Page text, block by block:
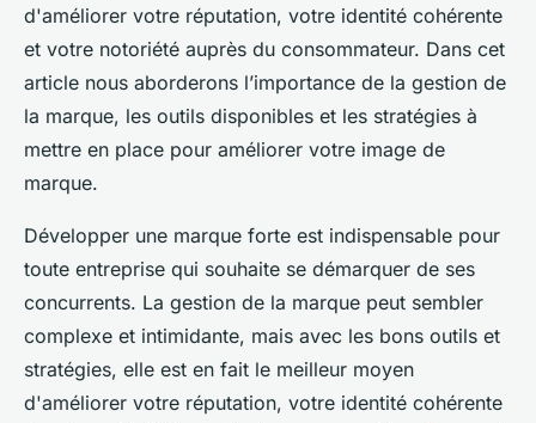
clarice•18 avril 2023•3 min de lecture
d'améliorer votre réputation, votre identité cohérente
et votre notoriété auprès du consommateur. Dans cet
article nous aborderons l’importance de la gestion de
la marque, les outils disponibles et les stratégies à
mettre en place pour améliorer votre image de
marque.
Développer une marque forte est indispensable pour
toute entreprise qui souhaite se démarquer de ses
concurrents. La gestion de la marque peut sembler
complexe et intimidante, mais avec les bons outils et
stratégies, elle est en fait le meilleur moyen
d'améliorer votre réputation, votre identité cohérente